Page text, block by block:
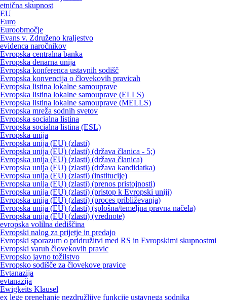
etnična skupnost
EU
Euro
Euroobmočje
Evans v. Združeno kraljestvo
evidenca naročnikov
Evropska centralna banka
Evropska denarna unija
Evropska konferenca ustavnih sodišč
Evropska konvencija o človekovih pravicah
Evropska listina lokalne samouprave
Evropska listina lokalne samouprave (ELLS)
Evropska listina lokalne samouprave (MELLS)
Evropska mreža sodnih svetov
Evropska socialna listina
Evropska socialna listina (ESL)
Evropska unija
Evropska unija (EU) (zlasti)
Evropska unija (EU) (zlasti) (država članica - 5;)
Evropska unija (EU) (zlasti) (država članica)
Evropska unija (EU) (zlasti) (država kandidatka)
Evropska unija (EU) (zlasti) (institucije)
Evropska unija (EU) (zlasti) (prenos pristojnosti)
Evropska unija (EU) (zlasti) (pristop k Evropski uniji)
Evropska unija (EU) (zlasti) (proces približevanja)
Evropska unija (EU) (zlasti) (splošna/temeljna pravna načela)
Evropska unija (EU) (zlasti) (vrednote)
evropska volilna dediščina
Evropski nalog za prijetje in predajo
Evropski sporazum o pridružitvi med RS in Evropskimi skupnostmi
Evropski varuh človekovih pravic
Evropsko javno tožilstvo
Evropsko sodišče za človekove pravice
Evtanazija
evtanazija
Ewigkeits Klausel
ex lege prenehanje nezdružljive funkcije ustavnega sodnika